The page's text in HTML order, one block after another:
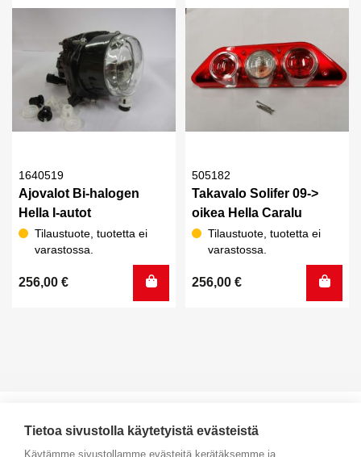
1640519
Ajovalot Bi-halogen
Hella I-autot
Tilaustuote, tuotetta ei
varastossa.
256,00 €
505182
Takavalo Solifer 09->
oikea Hella Caralu
Tilaustuote, tuotetta ei
varastossa.
256,00 €
Tietoa sivustolla käytetyistä evästeistä
Käytämme sivustollamme evästeitä kerätäksemme ja